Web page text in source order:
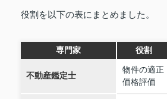
役割を以下の表にまとめました。
専門家 役割
不動産鑑定士
物件の適正
価格評価